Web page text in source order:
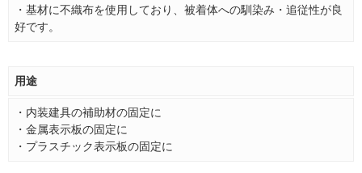
・基材に不織布を使用しており、被着体への馴染み・追従性が良
好です。
用途
・内装建具の補助材の固定に
・金属表示板の固定に
・プラスチック表示板の固定に